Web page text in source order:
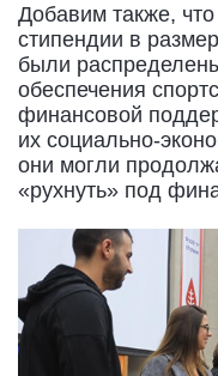
Добавим также,
стипендии в
были
обеспечения
финансовой
их социально-
они могли
«рухнуть» под